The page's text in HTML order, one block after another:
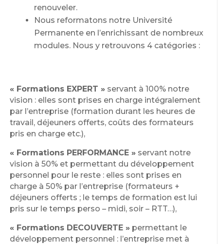
renouveler.
Nous reformatons notre Université
Permanente en l’enrichissant de nombreux
modules. Nous y retrouvons 4 catégories :
« Formations EXPERT » servant à 100% notre
vision : elles sont prises en charge intégralement
par l’entreprise (formation durant les heures de
travail, déjeuners offerts, coûts des formateurs
pris en charge etc.),
« Formations PERFORMANCE » servant notre
vision à 50% et permettant du développement
personnel pour le reste : elles sont prises en
charge à 50% par l’entreprise (formateurs +
déjeuners offerts ; le temps de formation est lui
pris sur le temps perso – midi, soir – RTT…),
« Formations DECOUVERTE » permettant le
développement personnel : l’entreprise met à